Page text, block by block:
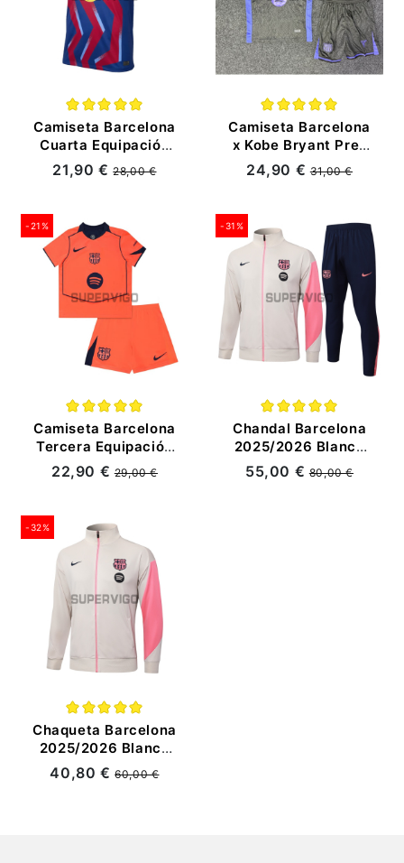
Camiseta Barcelona
Cuarta Equipación
2025/2026
Azul/Rojo
21,90 €28,00 €
Camiseta Barcelona
x Kobe Bryant Pre-
Match 2025/2026
Negro/Morado
24,90 €31,00 €
-21%
Camiseta Barcelona
Tercera Equipación
2025/2026 Naranja
Niño Kit
22,90 €29,00 €
-31%
Chandal Barcelona
2025/2026 Blanco
Roto/Rosa
55,00 €80,00 €
-32%
Chaqueta Barcelona
2025/2026 Blanco
Roto/Rosa
40,80 €60,00 €